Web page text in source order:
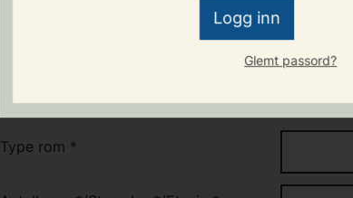
Logg inn
Glemt passord?
Type rom *